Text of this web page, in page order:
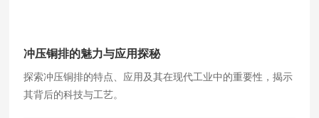
冲压铜排的魅力与应用探秘
探索冲压铜排的特点、应用及其在现代工业中的重要性，揭示
其背后的科技与工艺。